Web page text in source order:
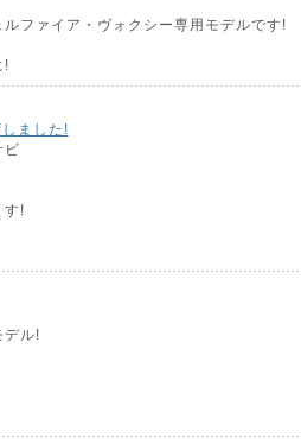
ファイア・ヴォクシー専用モデルです!
!
ました!
ビ
す!
デル!